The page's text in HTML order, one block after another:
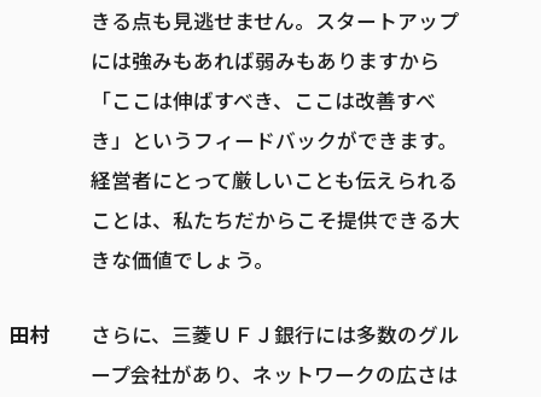
きる点も見逃せません。スタートアップ
には強みもあれば弱みもありますから
「ここは伸ばすべき、ここは改善すべ
き」というフィードバックができます。
経営者にとって厳しいことも伝えられる
ことは、私たちだからこそ提供できる大
きな価値でしょう。
田村
さらに、三菱ＵＦＪ銀行には多数のグル
ープ会社があり、ネットワークの広さは